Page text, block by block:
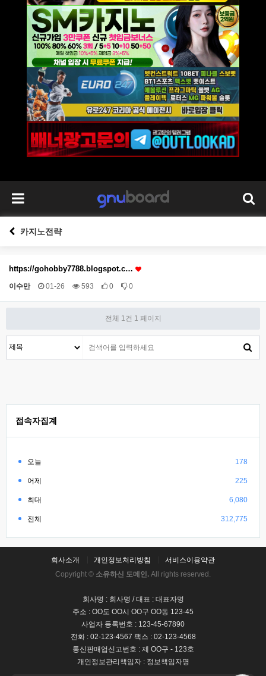
카지노전략
https://gohobby7788.blogspot.c…
이수만 01-26 593 0 0
전체 1건 1 페이지
접속자집계
오늘 178
어제 225
최대 6,080
전체 312,775
회사소개 개인정보처리방침
서비스이용약관
Copyright © 소유하신 도메인. All rights reserved.
회사명 : 회사명 / 대표 : 대표자명
주소 : OO도 OO시 OO구 OO동 123-45
사업자 등록번호 : 123-45-67890
전화 : 02-123-4567 팩스 : 02-123-4568
통신판매업신고번호 : 제 OO구 - 123호
개인정보관리책임자 : 정보책임자명